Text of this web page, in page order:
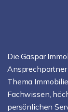
Die Gaspar
Thema
Fachwissen,
persönlichen